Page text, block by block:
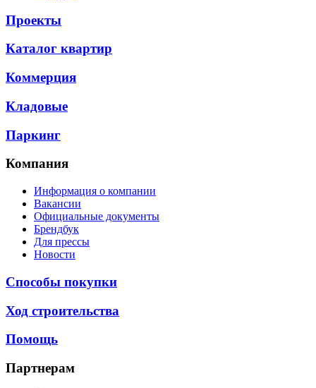
Проекты
Каталог квартир
Коммерция
Кладовые
Паркинг
Компания
Информация о компании
Вакансии
Официальные документы
Брендбук
Для прессы
Новости
Способы покупки
Ход строительства
Помощь
Партнерам